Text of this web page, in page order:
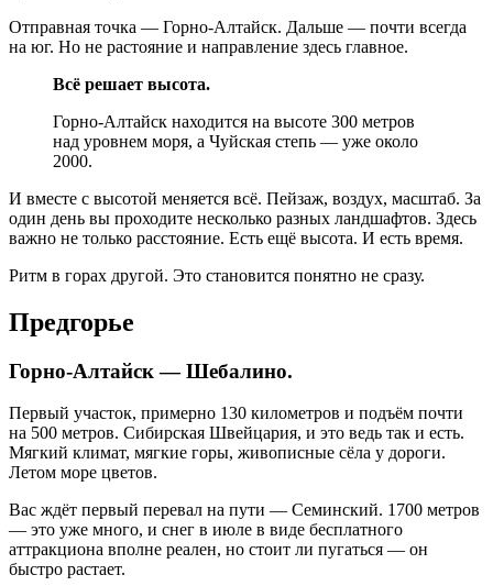
Отправная точка — Горно-Алтайск. Дальше — почти всегда
на юг. Но не растояние и направление здесь главное.
Всё решает высота.
Горно-Алтайск находится на высоте 300 метров
над уровнем моря, а Чуйская степь — уже около
2000.
И вместе с высотой меняется всё. Пейзаж, воздух, масштаб. За
один день вы проходите несколько разных ландшафтов. Здесь
важно не только расстояние. Есть ещё высота. И есть время.
Ритм в горах другой. Это становится понятно не сразу.
Предгорье
Горно-Алтайск — Шебалино.
Первый участок, примерно 130 километров и подъём почти
на 500 метров. Сибирская Швейцария, и это ведь так и есть.
Мягкий климат, мягкие горы, живописные сёла у дороги.
Летом море цветов.
Вас ждёт первый перевал на пути — Семинский. 1700 метров
— это уже много, и снег в июле в виде бесплатного
аттракциона вполне реален, но стоит ли пугаться — он
быстро растает.